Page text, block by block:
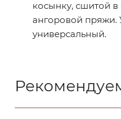
косынку, сшитой
ангоровой
универсальный.